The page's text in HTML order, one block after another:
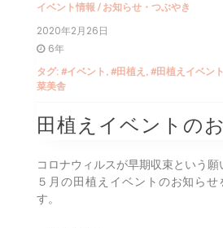
イベント情報 / お知らせ・つぶやき
2020年2月26日
6年
タグ: #イベント , #田植え , #田植えイベント
菜美舎
田植えイベントの
コロナウィルスが早期収束という願
５月の田植えイベントのお知らせ
す。